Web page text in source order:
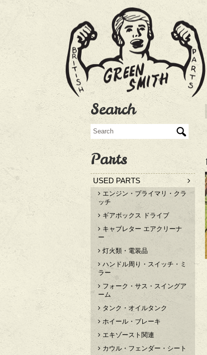
Search
Parts
USED PARTS
エンジン・プライマリ・クラ
ッチ
ギアボックス ドライブ
キャブレター エアクリーナ
ー
灯火類・電装品
ハンドル周り・スイッチ・ミ
ラー
フォーク・サス・スイングア
ーム
タンク・オイルタンク
ホイール・ブレーキ
エキゾースト関連
カウル・フェンダー・シート